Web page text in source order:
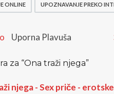
ONLINE UPOZNAVANJE PREKO
Previous
Uporna Plavuša
za “Ona traži njega”
njega - Sex priče -